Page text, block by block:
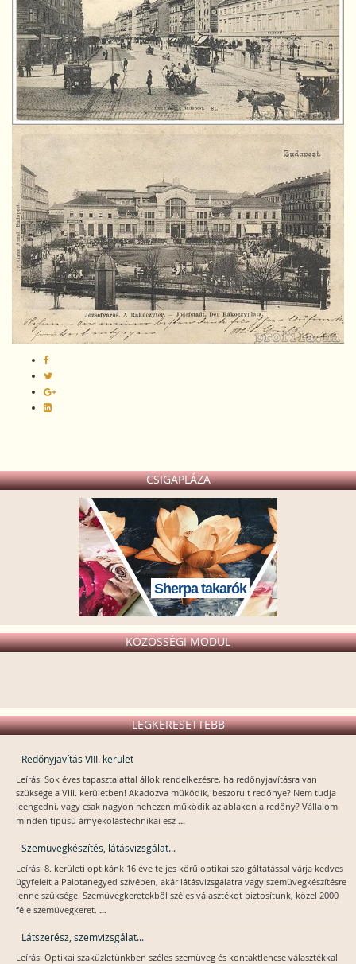
CSIGAPLÁZA
Sherpa takarók
KÖZÖSSÉGI MODUL
LEGKERESETTEBB
Redőnyjavítás VIII. kerület
Leírás: Sok éves tapasztalattal állok rendelkezésre, ha redőnyjavításra van
szüksége a VIII. kerületben! Akadozva működik, beszorult redőnye? Nem tudja
leengedni, vagy csak nagyon nehezen működik az ablakon a redőny? Vállalom
minden típusú árnyékolástechnikai esz ...
Szemüvegkészítés, látásvizsgálat...
Leírás: 8. kerületi optikánk 16 éve teljes körű optikai szolgáltatással várja kedves
ügyfeleit a Palotanegyed szívében, akár látásvizsgálatra vagy szemüvegkészítésre
lenne szüksége. Szemüvegkeretekből széles választékot biztosítunk, közel 2000
féle szemüvegkeret, ...
Látszerész, szemvizsgálat...
Leírás: Optikai szaküzletünkben széles szemüveg és kontaktlencse választékkal